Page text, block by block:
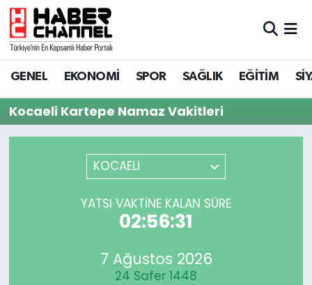
GENEL EKONOMİ SPOR SAĞLIK EĞİTİM
Kocaeli Kartepe Namaz Vakitleri
KOCAELİ
YATSI VAKTINE KALAN SÜRE
02:56:31
7 Ağustos 2026
24 Safer 1448
GENEL
SPOR
EĞİTİM
Nöbetçi Eczaneler
Trafik Durumu
Süper Lig Puan Durumu ve Fikstür
Tüm Manşetler
Son Dakika Haberleri
Haber Arşivi